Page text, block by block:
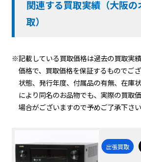
関連する買取実績（大阪の
取）
※記載している買取価格は過去の買取実
価格で、買取価格を保証するものでご
状態、発行年度、付属品の有無、在庫
により同名のお品物でも、実際の買取
場合がございますので予めご了承下さい
出張買取